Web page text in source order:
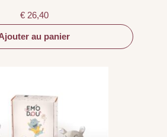
€ 26,40
au panier
plusieurs
variations.
Les
options
peuvent